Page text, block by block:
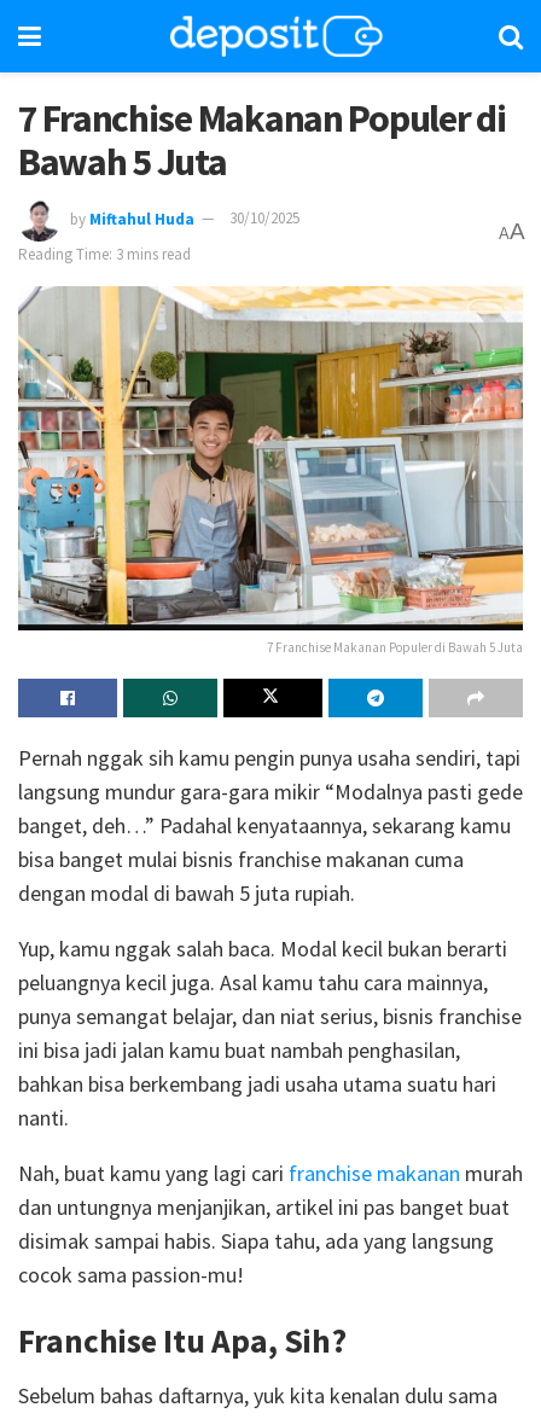
7 Franchise Makanan Populer di
Bawah 5 Juta
by Miftahul Huda
30/10/2025
Reading Time: 3 mins read
AA
7 Franchise Makanan Populer di Bawah 5 Juta
Pernah nggak sih kamu pengin punya usaha sendiri, tapi
langsung mundur gara-gara mikir “Modalnya pasti gede
banget, deh…” Padahal kenyataannya, sekarang kamu
bisa banget mulai bisnis franchise makanan cuma
dengan modal di bawah 5 juta rupiah.
Yup, kamu nggak salah baca. Modal kecil bukan berarti
peluangnya kecil juga. Asal kamu tahu cara mainnya,
punya semangat belajar, dan niat serius, bisnis franchise
ini bisa jadi jalan kamu buat nambah penghasilan,
bahkan bisa berkembang jadi usaha utama suatu hari
nanti.
Nah, buat kamu yang lagi cari franchise makanan murah
dan untungnya menjanjikan, artikel ini pas banget buat
disimak sampai habis. Siapa tahu, ada yang langsung
cocok sama passion-mu!
Franchise Itu Apa, Sih?
Sebelum bahas daftarnya, yuk kita kenalan dulu sama